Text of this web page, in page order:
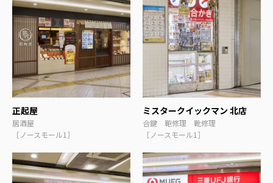
正起屋
居酒屋
［ノースモール1］
ミスタークイックマン 北店
合鍵 鞄修理 靴修理
［ノースモール1］